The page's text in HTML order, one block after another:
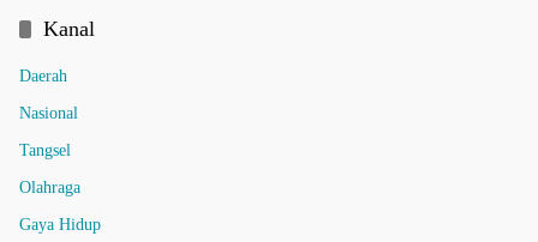
Kanal
Daerah
Nasional
Tangsel
Olahraga
Gaya Hidup